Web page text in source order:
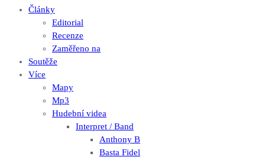
Články
Editorial
Recenze
Zaměřeno na
Soutěže
Více
Mapy
Mp3
Hudební videa
Interpret / Band
Anthony B
Basta Fidel